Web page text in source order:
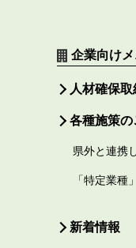
企業向け
人材確保
各種施策の
県外と連携
「特定業種
新着情報